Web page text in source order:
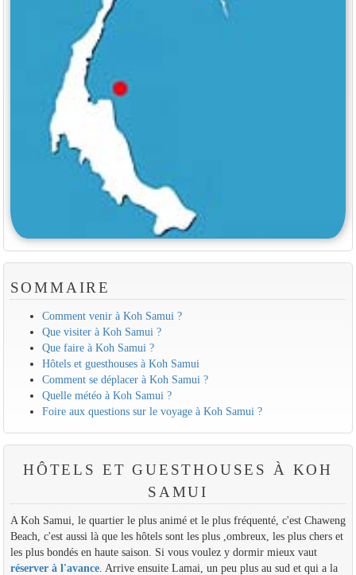
SOMMAIRE
Comment venir à Koh Samui ?
Que visiter à Koh Samui ?
Que faire à Koh Samui ?
Hôtels et guesthouses à Koh Samui
Comment se déplacer à Koh Samui ?
Quelle météo à Koh Samui ?
Foire aux questions sur le voyage à Koh Samui ?
HÔTELS ET GUESTHOUSES À KOH
SAMUI
A Koh Samui, le quartier le plus animé et le plus fréquenté, c'est Chaweng
Beach, c'est aussi là que les hôtels sont les plus ,ombreux, les plus chers et
les plus bondés en haute saison. Si vous voulez y dormir mieux vaut
réserver à l'avance. Arrive ensuite Lamai, un peu plus au sud et qui a la